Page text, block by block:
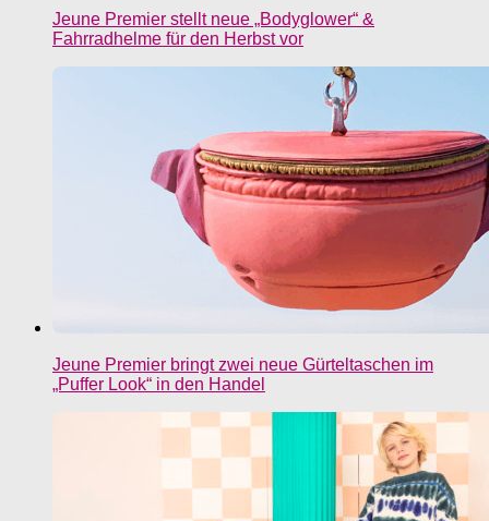
Jeune Premier stellt neue „Bodyglower“ &
Fahrradhelme für den Herbst vor
Jeune Premier bringt zwei neue Gürteltaschen im
„Puffer Look“ in den Handel